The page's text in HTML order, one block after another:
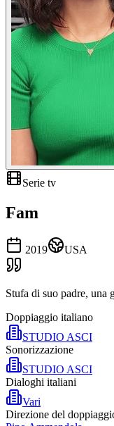
Serie tv
Fam
2019 USA
Stufa di suo padre, una
Doppiaggio italiano
STUDIO ASCI
Sonorizzazione
STUDIO ASCI
Dialoghi italiani
Vari
Direzione del